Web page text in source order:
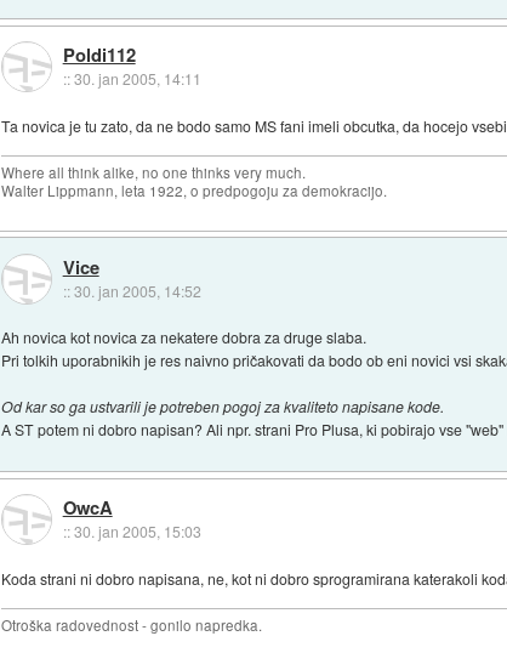
Poldi112
::30. jan 2005, 14:11
Ta novica je tu zato, da ne bodo samo MS fani imeli obcutka, da hocejo
Where all think alike, no one thinks very much.
Walter Lippmann, leta 1922, o predpogoju za demokracijo.
Vice
::30. jan 2005, 14:52
Ah novica kot novica za nekatere dobra za druge slaba.
Pri tolkih uporabnikih je res naivno pričakovati da bodo ob eni novici vsi
Od kar so ga ustvarili je potreben pogoj za kvaliteto napisane kode.
A ST potem ni dobro napisan? Ali npr. strani Pro Plusa, ki pobirajo vse
OwcA
::30. jan 2005, 15:03
Koda strani ni dobro napisana, ne, kot ni dobro sprogramirana katerakoli
Otroška radovednost - gonilo napredka.